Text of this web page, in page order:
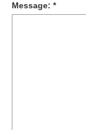
Message: *